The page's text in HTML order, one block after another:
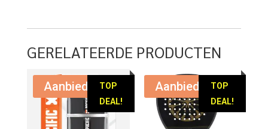
GERELATEERDE PRODUCTEN
TOP
DEAL!
Aanbieding!
TOP
DEAL!
Aanbieding!